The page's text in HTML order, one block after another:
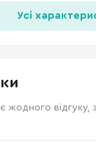
Усі
жодного відгуку,